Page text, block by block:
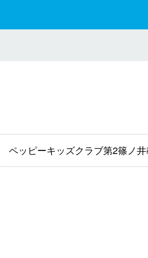
ペッピーキッズクラブ第2篠ノ